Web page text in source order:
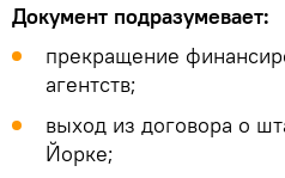
Документ подразумевает:
прекращение
агентств;
выход из договора о
Йорке;